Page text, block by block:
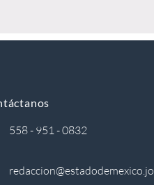
558 - 951 - 0832